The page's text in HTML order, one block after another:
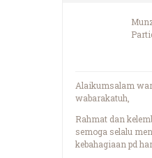
Alaikumsalam
wabarakatuh,
Rahmat dan
semoga selalu
kebahagiaan pd